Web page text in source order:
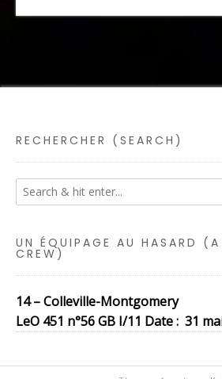
RECHERCHER (SEARCH)
UN ÉQUIPAGE AU HASARD (A
CREW)
14 – Colleville-Montgomery
LeO 451 n°56 GB I/11 Date : 31